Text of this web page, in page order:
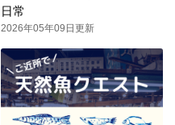
日常
2026年05年09日更新